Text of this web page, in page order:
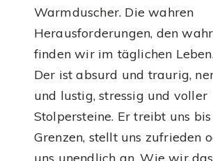
Warmduscher. Die wahren
Herausforderungen, den
finden wir im täglichen
Der ist absurd und traurig,
und lustig, stressig und voller
Stolpersteine. Er treibt uns
Grenzen, stellt uns zufrieden